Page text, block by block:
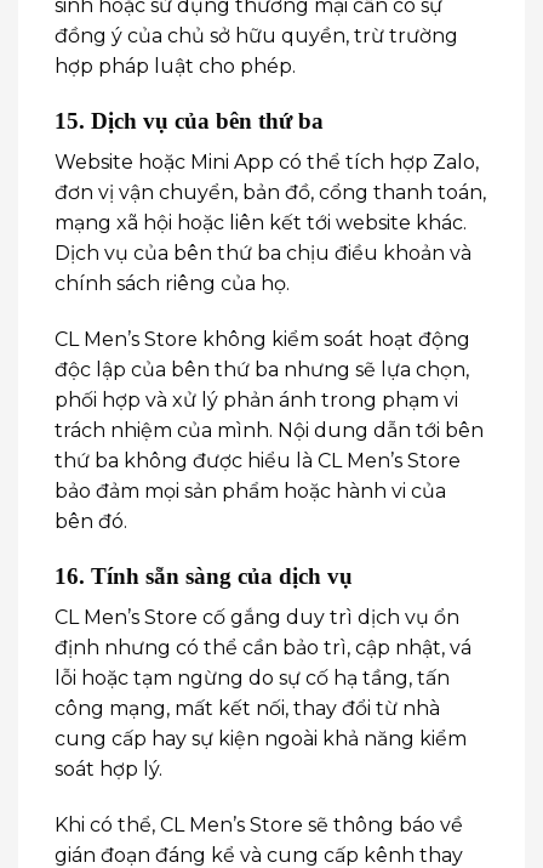
sinh hoặc sử dụng thương mại cần có sự
đồng ý của chủ sở hữu quyền, trừ trường
hợp pháp luật cho phép.
15. Dịch vụ của bên thứ ba
Website hoặc Mini App có thể tích hợp Zalo,
đơn vị vận chuyển, bản đồ, cổng thanh toán,
mạng xã hội hoặc liên kết tới website khác.
Dịch vụ của bên thứ ba chịu điều khoản và
chính sách riêng của họ.
CL Men’s Store không kiểm soát hoạt động
độc lập của bên thứ ba nhưng sẽ lựa chọn,
phối hợp và xử lý phản ánh trong phạm vi
trách nhiệm của mình. Nội dung dẫn tới bên
thứ ba không được hiểu là CL Men’s Store
bảo đảm mọi sản phẩm hoặc hành vi của
bên đó.
16. Tính sẵn sàng của dịch vụ
CL Men’s Store cố gắng duy trì dịch vụ ổn
định nhưng có thể cần bảo trì, cập nhật, vá
lỗi hoặc tạm ngừng do sự cố hạ tầng, tấn
công mạng, mất kết nối, thay đổi từ nhà
cung cấp hay sự kiện ngoài khả năng kiểm
soát hợp lý.
Khi có thể, CL Men’s Store sẽ thông báo về
gián đoạn đáng kể và cung cấp kênh thay